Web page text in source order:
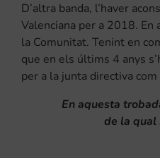
D’altra banda, l’haver
Valenciana per a 2018.
la Comunitat. Tenint en
que en els últims 4 anys
per a la junta directiva
En aquesta
de la qual